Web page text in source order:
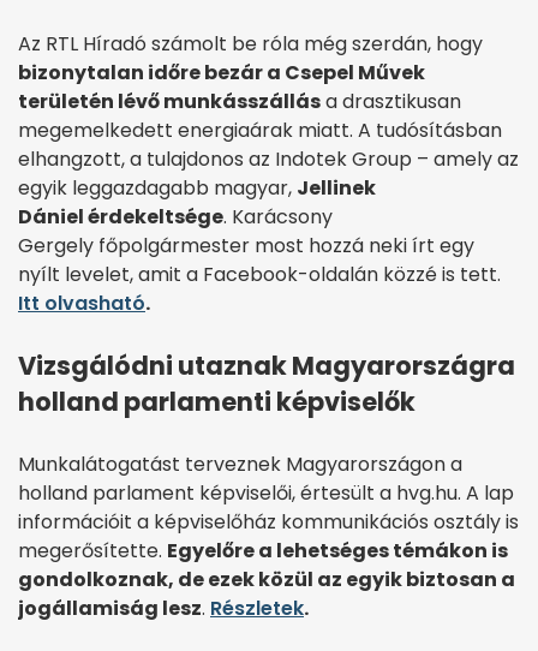
Az RTL Híradó számolt be róla még szerdán, hogy
bizonytalan időre bezár a Csepel Művek
területén lévő munkásszállása drasztikusan
megemelkedett energiaárak miatt. A tudósításban
elhangzott, a tulajdonos az Indotek Group – amely az
egyik leggazdagabb magyar, Jellinek
Dániel érdekeltsége. Karácsony
Gergely főpolgármester most hozzá neki írt egy
nyílt levelet, amit a Facebook-oldalán közzé is tett.
Itt olvasható.
Vizsgálódni utaznak Magyarországra
holland parlamenti képviselők
Munkalátogatást terveznek Magyarországon a
holland parlament képviselői, értesült a hvg.hu. A lap
információit a képviselőház kommunikációs osztály is
megerősítette. Egyelőre a lehetséges témákon is
gondolkoznak, de ezek közül az egyik biztosan a
jogállamiság lesz. Részletek.